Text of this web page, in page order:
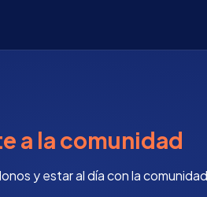
a la comunidad
y estar al día con la